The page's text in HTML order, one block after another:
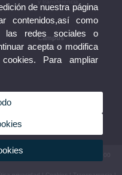
Campus
Campus
Espanya. Tel UV: (+34) 963 86 41 00
de nuestra página
contenidos,así como
las redes sociales o
acepta o modifica
Para ampliar